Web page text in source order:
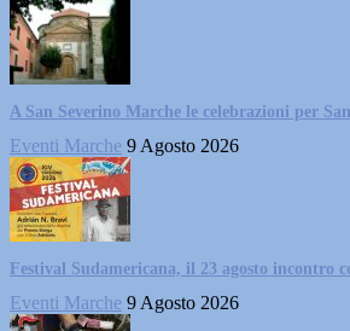
A San Severino Marche le celebrazioni per
Eventi Marche 9 Agosto 2026
Festival Sudamericana, il 23 agosto incontro
Eventi Marche 9 Agosto 2026